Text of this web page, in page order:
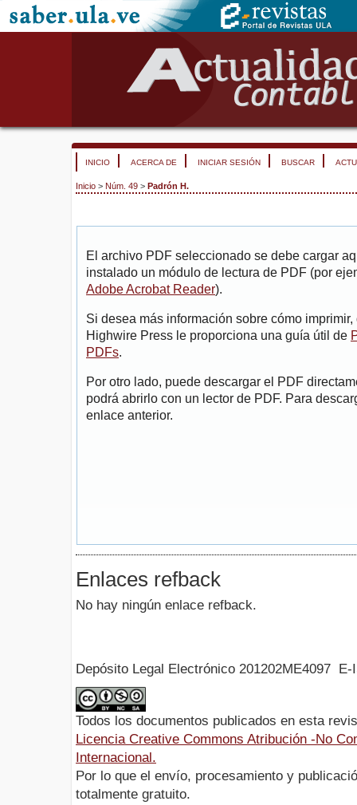
INICIO ACERCA DE INICIAR SESIÓN BUSCAR
Inicio > Núm. 49 > Padrón H.
El archivo PDF seleccionado se debe cargar
instalado un módulo de lectura de PDF (por
Adobe Acrobat Reader).
Si desea más información sobre cómo
Highwire Press le proporciona una guía útil de
PDFs.
Por otro lado, puede descargar el PDF
podrá abrirlo con un lector de PDF. Para
enlace anterior.
Enlaces refback
No hay ningún enlace refback.
Depósito Legal Electrónico 201202ME4097 E-
Todos los documentos publicados en esta
Licencia Creative Commons Atribución -No
Internacional.
Por lo que el envío, procesamiento y
totalmente gratuito.